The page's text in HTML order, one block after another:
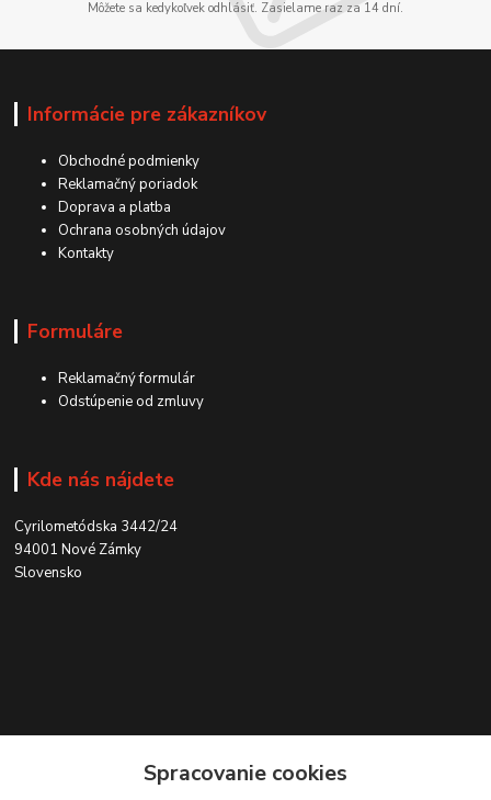
Môžete sa kedykoľvek odhlásiť. Zasielame raz za 14 dní.
Informácie pre zákazníkov
Obchodné podmienky
Reklamačný poriadok
Doprava a platba
Ochrana osobných údajov
Kontakty
Formuláre
Reklamačný formulár
Odstúpenie od zmluvy
Kde nás nájdete
Cyrilometódska 3442/24
94001 Nové Zámky
Slovensko
Spracovanie cookies